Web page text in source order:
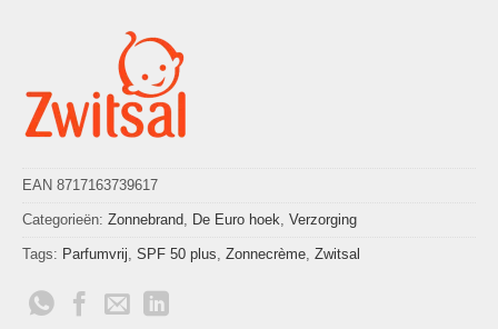
EAN 8717163739617
Categorieën: Zonnebrand De Euro hoek Verzorging
Tags: Parfumvrij SPF 50 plus Zonnecrème Zwitsal